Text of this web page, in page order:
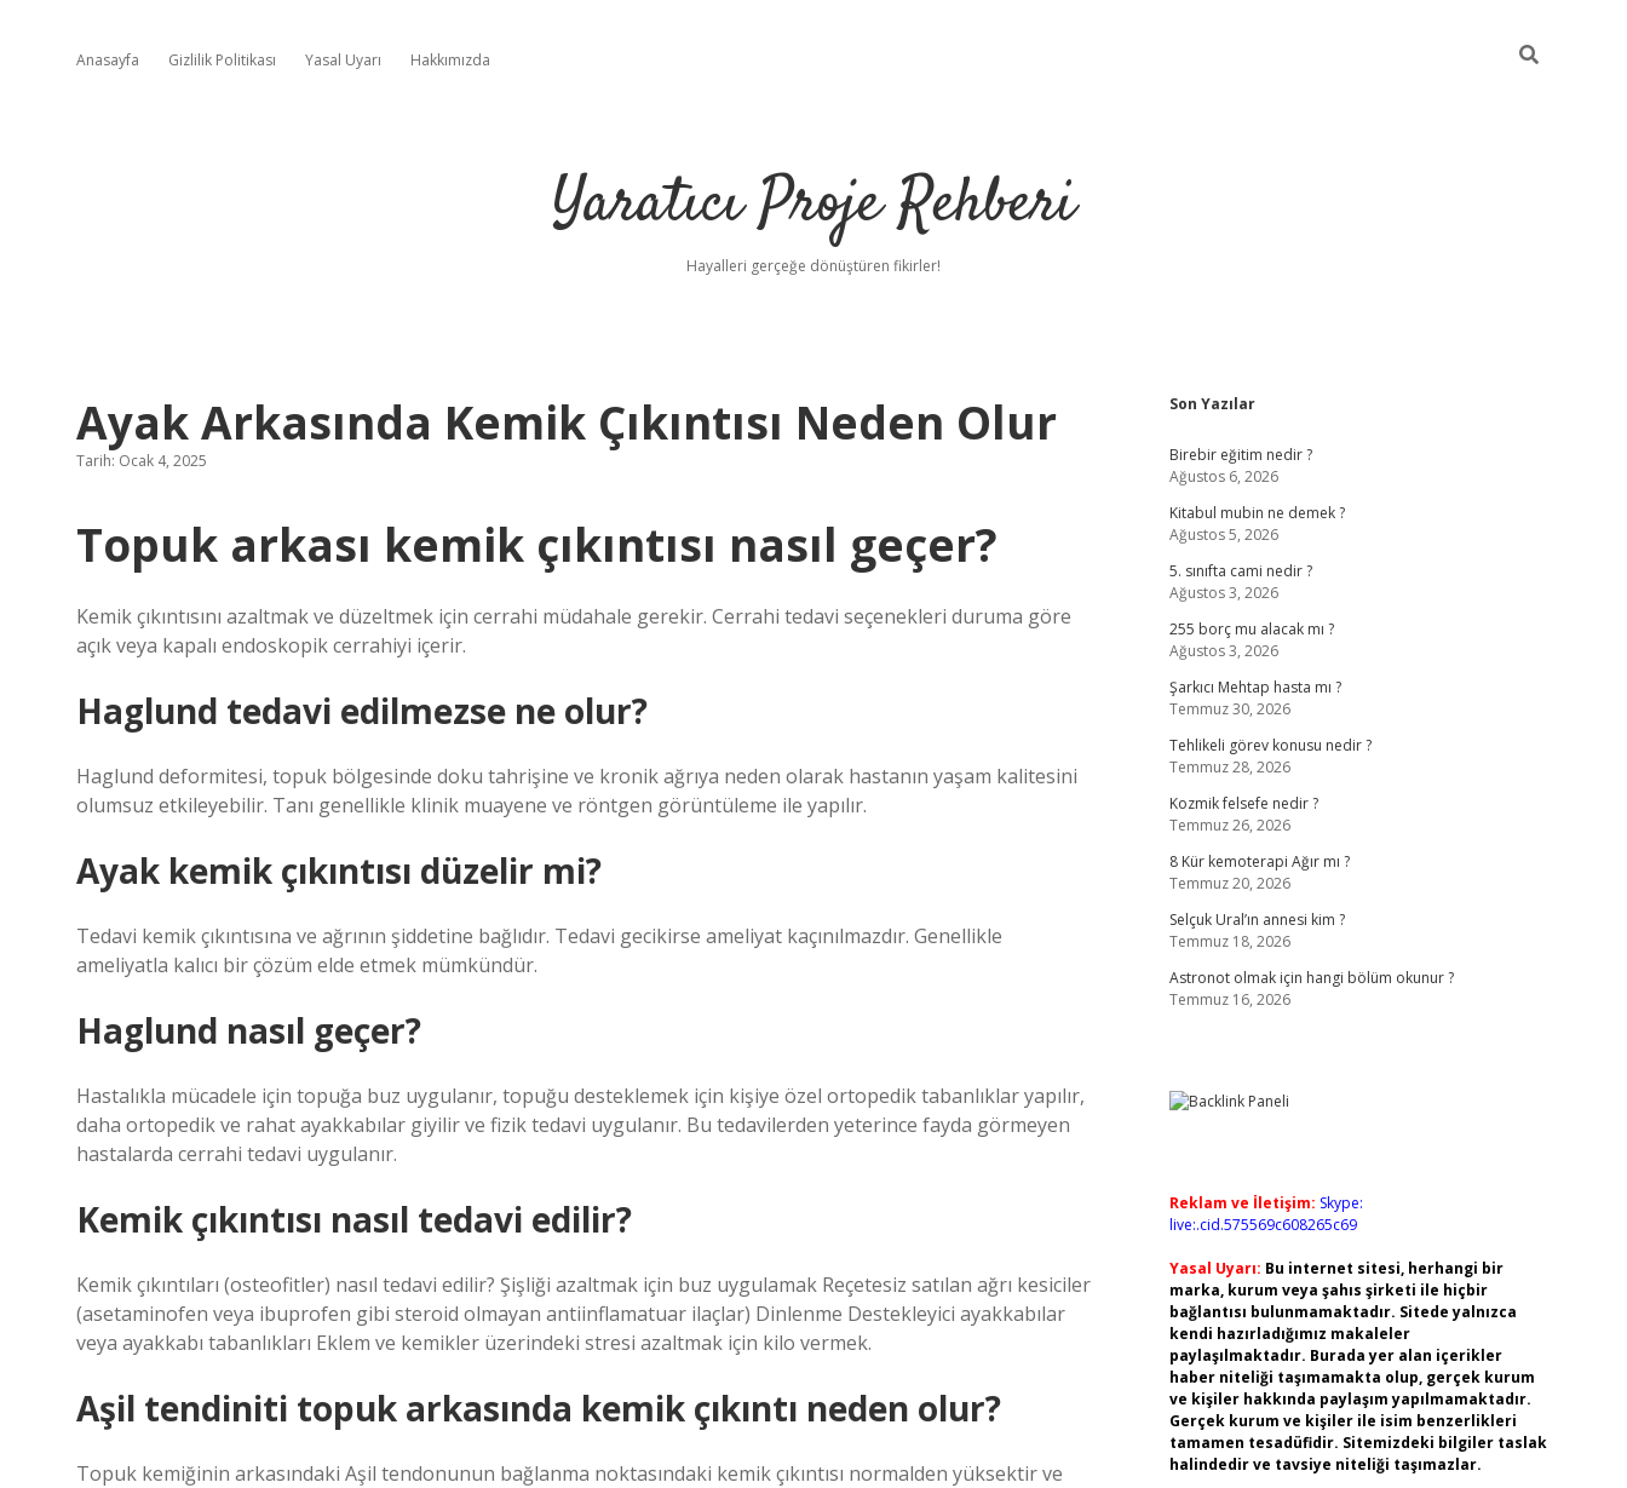
Anasayfa Gizlilik Politikası Yasal Uyarı Hakkımızda
Yaratıcı Proje Rehberi
Hayalleri gerçeğe dönüştüren fikirler!
Ayak Arkasında Kemik Çıkıntısı Neden Olur
Tarih: Ocak 4, 2025
Topuk arkası kemik çıkıntısı nasıl geçer?
Kemik çıkıntısını azaltmak ve düzeltmek için cerrahi müdahale gerekir. Cerrahi tedavi seçenekleri duruma göre
açık veya kapalı endoskopik cerrahiyi içerir.
Haglund tedavi edilmezse ne olur?
Haglund deformitesi, topuk bölgesinde doku tahrişine ve kronik ağrıya neden olarak hastanın yaşam kalitesini
olumsuz etkileyebilir. Tanı genellikle klinik muayene ve röntgen görüntüleme ile yapılır.
Ayak kemik çıkıntısı düzelir mi?
Tedavi kemik çıkıntısına ve ağrının şiddetine bağlıdır. Tedavi gecikirse ameliyat kaçınılmazdır. Genellikle
ameliyatla kalıcı bir çözüm elde etmek mümkündür.
Haglund nasıl geçer?
Hastalıkla mücadele için topuğa buz uygulanır, topuğu desteklemek için kişiye özel ortopedik tabanlıklar yapılır,
daha ortopedik ve rahat ayakkabılar giyilir ve fizik tedavi uygulanır. Bu tedavilerden yeterince fayda görmeyen
hastalarda cerrahi tedavi uygulanır.
Kemik çıkıntısı nasıl tedavi edilir?
Kemik çıkıntıları (osteofitler) nasıl tedavi edilir? Şişliği azaltmak için buz uygulamak Reçetesiz satılan ağrı kesiciler
(asetaminofen veya ibuprofen gibi steroid olmayan antiinflamatuar ilaçlar) Dinlenme Destekleyici ayakkabılar
veya ayakkabı tabanlıkları Eklem ve kemikler üzerindeki stresi azaltmak için kilo vermek.
Aşil tendiniti topuk arkasında kemik çıkıntı neden olur?
Topuk kemiğinin arkasındaki Aşil tendonunun bağlanma noktasındaki kemik çıkıntısı normalden yüksektir ve
Sidebar
Son Yazılar
Birebir eğitim nedir ?
Ağustos 6, 2026
Kitabul mubin ne demek ?
Ağustos 5, 2026
5. sınıfta cami nedir ?
Ağustos 3, 2026
255 borç mu alacak mı ?
Ağustos 3, 2026
Şarkıcı Mehtap hasta mı ?
Temmuz 30, 2026
Tehlikeli görev konusu nedir ?
Temmuz 28, 2026
Kozmik felsefe nedir ?
Temmuz 26, 2026
8 Kür kemoterapi Ağır mı ?
Temmuz 20, 2026
Selçuk Ural’ın annesi kim ?
Temmuz 18, 2026
Astronot olmak için hangi bölüm okunur ?
Temmuz 16, 2026
Reklam ve İletişim: Skype:
live:.cid.575569c608265c69
Yasal Uyarı: Bu internet sitesi, herhangi bir
marka, kurum veya şahıs şirketi ile hiçbir
bağlantısı bulunmamaktadır. Sitede yalnızca
kendi hazırladığımız makaleler
paylaşılmaktadır. Burada yer alan içerikler
haber niteliği taşımamakta olup, gerçek kurum
ve kişiler hakkında paylaşım yapılmamaktadır.
Gerçek kurum ve kişiler ile isim benzerlikleri
tamamen tesadüfidir. Sitemizdeki bilgiler taslak
halindedir ve tavsiye niteliği taşımazlar.
https://betci.co/vd casino giriş